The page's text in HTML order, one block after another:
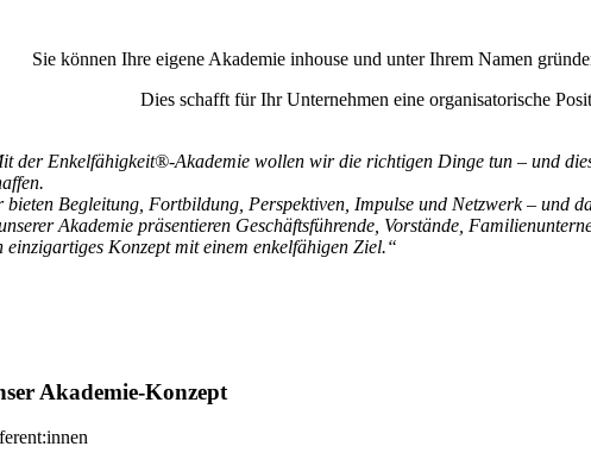
Sie können Ihre eigene Akademie inhouse und unter Ihrem Namen
Dies schafft für Ihr Unternehmen eine organisatorische
der Enkelfähigkeit®-Akademie wollen wir die richtigen Dinge tun – und
bieten Begleitung, Fortbildung, Perspektiven, Impulse und Netzwerk – und
Akademie präsentieren Geschäftsführende, Vorstände,
einzigartiges Konzept mit einem enkelfähigen Ziel.“
Akademie-Konzept